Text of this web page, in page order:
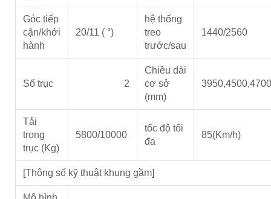
Góc tiếp
cận/khởi
hành
20/11 ( °)
hệ thống
treo
trước/sau
1440/2560
Số trục 2
Chiều dài
cơ sở
(mm)
Tải
trọng
trục (Kg)
5800/10000
tốc độ tối
đa
85(Km/h)
[Thông số kỹ thuật khung gầm]